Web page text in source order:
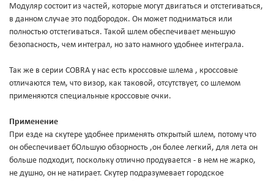
Модуляр состоит из частей, которые могут двигаться и отстегиваться,
в данном случае это подбородок. Он может подниматься или
полностью отстегиваться. Такой шлем обеспечивает меньшую
безопасность, чем интеграл, но зато намного удобнее интеграла.
Так же в серии COBRA у нас есть кроссовые шлема , кроссовые
отличаются тем, что визор, как таковой, отсутствует, со шлемом
применяются специальные кроссовые очки.
Применение
При езде на скутере удобнее применять открытый шлем, потому что
он обеспечивает бОльшую обзорность ,он более легкий, для лета он
больше подходит, поскольку отлично продувается - в нем не жарко,
не душно, он не натирает. Скутер подразумевает городское